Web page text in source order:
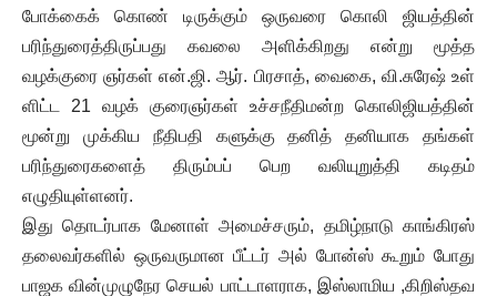
போக்கைக் கொண் டிருக்கும் ஒருவரை கொலி ஜியத்தின்
பரிந்துரைத்திருப்பது கவலை அளிக்கிறது என்று மூத்த
வழக்குரை ஞர்கள் என்.ஜி. ஆர். பிரசாத், வைகை, வி.சுரேஷ் உள்
ளிட்ட 21 வழக் குரைஞர்கள் உச்சநீதிமன்ற கொலிஜியத்தின்
மூன்று முக்கிய நீதிபதி களுக்கு தனித் தனியாக தங்கள்
பரிந்துரைகளைத் திரும்பப் பெற வலியுறுத்தி கடிதம்
எழுதியுள்ளனர்.
இது தொடர்பாக மேனாள் அமைச்சரும், தமிழ்நாடு காங்கிரஸ்
தலைவர்களில் ஒருவருமான பீட்டர் அல் போன்ஸ் கூறும் போது
பாஜக வின்முழுநேர செயல் பாட்டாளராக, இஸ்லாமிய ,கிறிஸ்தவ